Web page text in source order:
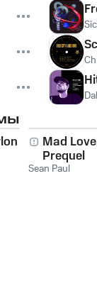
Mad
Prequel
Sean Paul